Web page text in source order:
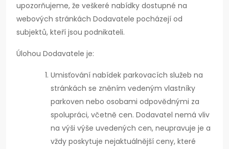
upozorňujeme, že veškeré nabídky dostupné na
webových stránkách Dodavatele pocházejí od
subjektů, kteří jsou podnikateli.
Úlohou Dodavatele je:
Umisťování nabídek parkovacích služeb na
stránkách se zněním vedeným vlastníky
parkoven nebo osobami odpovědnými za
spolupráci, včetně cen. Dodavatel nemá vliv
na výši výše uvedených cen, neupravuje je a
vždy poskytuje nejaktuálnější ceny, které